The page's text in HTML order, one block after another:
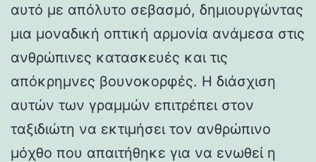
αυτό με απόλυτο σεβασμό, δημιουργώντας
μια μοναδική οπτική αρμονία ανάμεσα στις
ανθρώπινες κατασκευές και τις
απόκρημνες βουνοκορφές. Η διάσχιση
αυτών των γραμμών επιτρέπει στον
ταξιδιώτη να εκτιμήσει τον ανθρώπινο
μόχθο που απαιτήθηκε για να ενωθεί η